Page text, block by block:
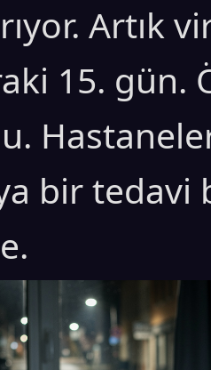
Artık
15. gün.
bir tedavi